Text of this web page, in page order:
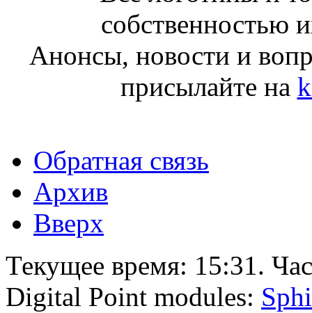
собственностью
Анонсы, новости и
присылайте на
Обратная связь
Архив
Вверх
Текущее время: 15:31.
Digital Point modules: